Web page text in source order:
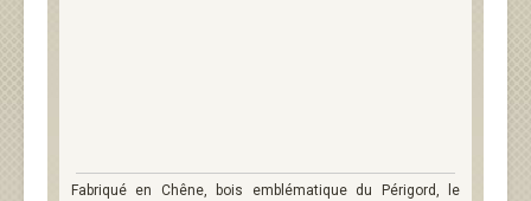
Fabriqué en Chêne, bois emblématique du Périgord, le